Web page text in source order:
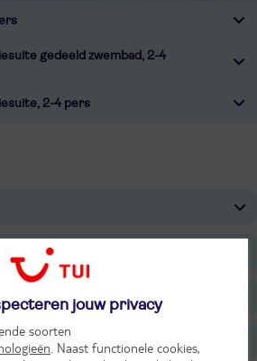
gedeeld zwembad, 2-4
2-4 pers
jouw privacy
soorten
. Naast functionele cookies,